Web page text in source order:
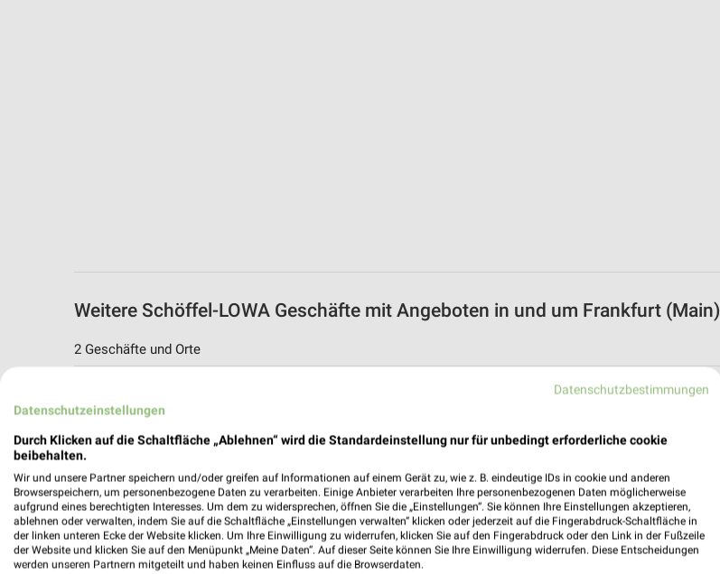
Weitere Schöffel-LOWA Geschäfte mit Angeboten in und um Frankfurt (Main)
2 Geschäfte und Orte
Wiesbaden, Deutschland
Schöffel-LOWA Angebote in Mainz
Mainz, Deutschland
Datenschutzbestimmungen
Datenschutzeinstellungen
Durch Klicken auf die Schaltfläche „Ablehnen“ wird die Standardeinstellung nur für unbedingt erforderliche cookie
beibehalten.
Wir und unsere Partner speichern und/oder greifen auf Informationen auf einem Gerät zu, wie z. B. eindeutige IDs in cookie und anderen
Browserspeichern, um personenbezogene Daten zu verarbeiten. Einige Anbieter verarbeiten Ihre personenbezogenen Daten möglicherweise
aufgrund eines berechtigten Interesses. Um dem zu widersprechen, öffnen Sie die „Einstellungen“. Sie können Ihre Einstellungen akzeptieren,
ablehnen oder verwalten, indem Sie auf die Schaltfläche „Einstellungen verwalten“ klicken oder jederzeit auf die Fingerabdruck-Schaltfläche in
der linken unteren Ecke der Website klicken. Um Ihre Einwilligung zu widerrufen, klicken Sie auf den Fingerabdruck oder den Link in der Fußzeile
der Website und klicken Sie auf den Menüpunkt „Meine Daten“. Auf dieser Seite können Sie Ihre Einwilligung widerrufen. Diese Entscheidungen
werden unseren Partnern mitgeteilt und haben keinen Einfluss auf die Browserdaten.